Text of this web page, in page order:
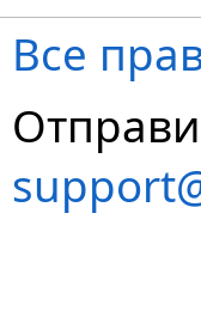
Все